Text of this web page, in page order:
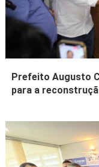
Prefeito Augusto
para a